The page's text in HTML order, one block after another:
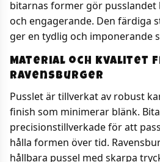
bitarnas former gör pusslandet
och engagerande. Den färdiga
ger en tydlig och imponerande
Material och kvalitet
Ravensburger
Pusslet är tillverkat av robust
finish som minimerar blänk.
precisionstillverkade för att
hålla formen över tid.
hållbara pussel med skarpa